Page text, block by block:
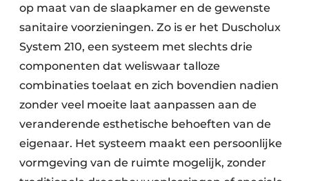
op maat van de slaapkamer en de gewenste
sanitaire voorzieningen. Zo is er het Duscholux
System 210, een systeem met slechts drie
componenten dat weliswaar talloze
combinaties toelaat en zich bovendien nadien
zonder veel moeite laat aanpassen aan de
veranderende esthetische behoeften van de
eigenaar. Het systeem maakt een persoonlijke
vormgeving van de ruimte mogelijk, zonder